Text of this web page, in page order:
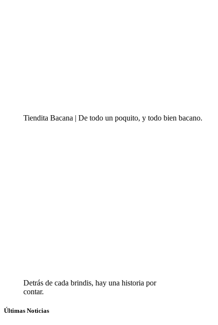
Tiendita Bacana | De todo un poquito, y todo bien bacano.
Detrás de cada brindis, hay una historia por
contar.
Últimas Noticias